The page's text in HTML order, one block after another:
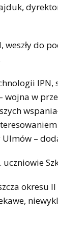
do
w
Ulmów –
okresu